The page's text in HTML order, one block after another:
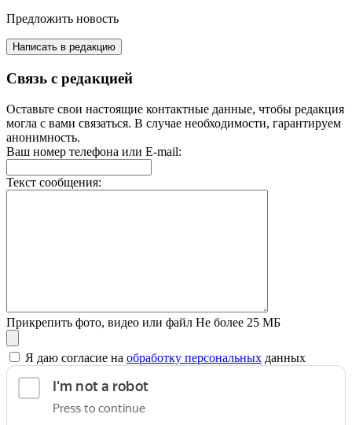
Предложить новость
Написать в редакцию
Связь с редакцией
Оставьте свои настоящие контактные данные, чтобы редакция
могла с вами связаться. В случае необходимости, гарантируем
анонимность.
Ваш номер телефона или E-mail:
Текст сообщения:
Прикрепить фото, видео или файл Не более 25 МБ
Я даю согласие на обработку персональных данных